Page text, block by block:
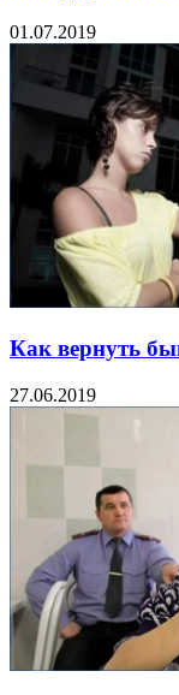
01.07.2019
Как вернуть
27.06.2019